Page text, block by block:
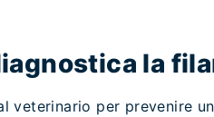
la
veterinario per prevenire